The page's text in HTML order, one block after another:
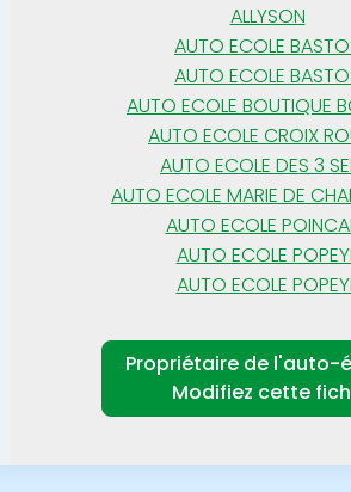
ALLYSON
AUTO ECOLE
AUTO ECOLE
AUTO ECOLE BOUTIQUE
AUTO ECOLE CROIX
AUTO ECOLE DES 3
AUTO ECOLE MARIE DE
AUTO ECOLE
AUTO ECOLE
AUTO ECOLE
Propriétaire de l'auto-
Modifiez cette